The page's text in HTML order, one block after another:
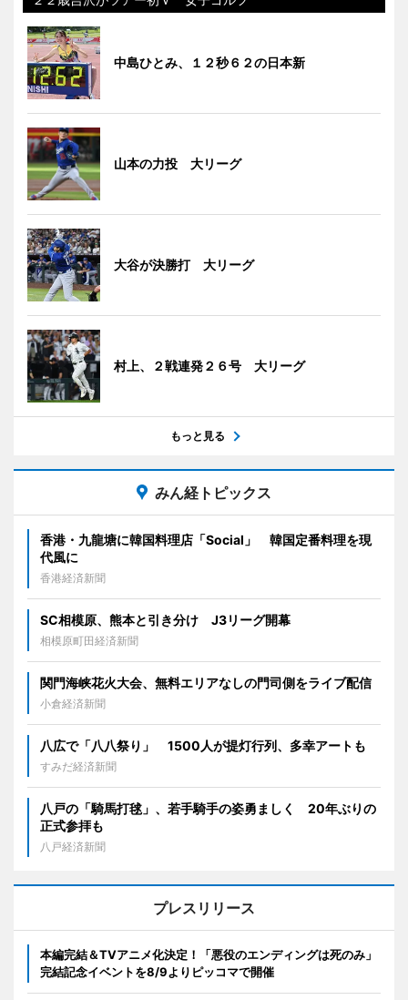
中島ひとみ、１２秒６２の日本新
山本の力投 大リーグ
大谷が決勝打 大リーグ
村上、２戦連発２６号 大リーグ
もっと見る
みん経トピックス
香港・九龍塘に韓国料理店「Social」 韓国定番料理を現
代風に
香港経済新聞
SC相模原、熊本と引き分け J3リーグ開幕
相模原町田経済新聞
関門海峡花火大会、無料エリアなしの門司側をライブ配信
小倉経済新聞
八広で「八八祭り」 1500人が提灯行列、多幸アートも
すみだ経済新聞
八戸の「騎馬打毬」、若手騎手の姿勇ましく 20年ぶりの
正式参拝も
八戸経済新聞
プレスリリース
本編完結＆TVアニメ化決定！「悪役のエンディングは死のみ」
完結記念イベントを8/9よりピッコマで開催